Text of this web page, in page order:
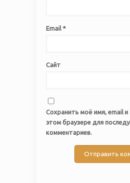
Email *
Сайт
Сохранить моё имя, email и
этом браузере для
комментариев.